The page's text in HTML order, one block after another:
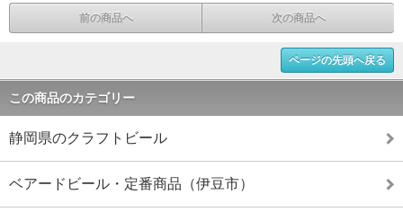
前の商品へ 次の商品へ
ページの先頭へ戻る
この商品のカテゴリー
静岡県のクラフトビール
ベアードビール・定番商品（伊豆市）